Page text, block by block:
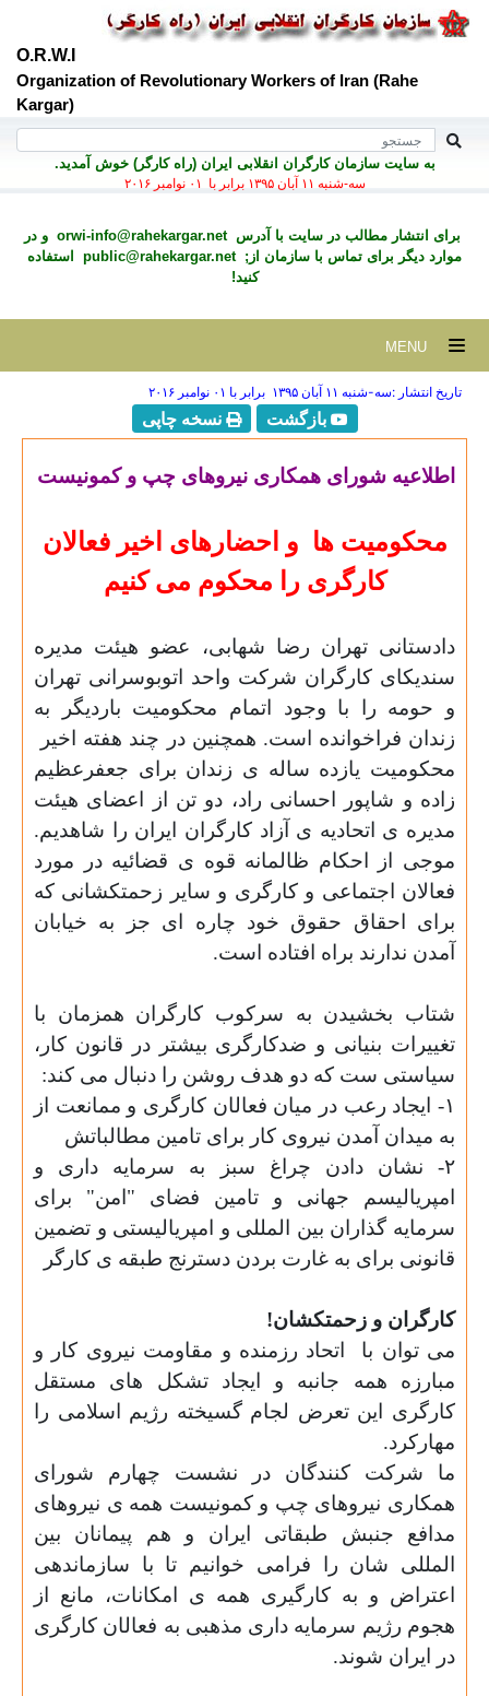
O.R.W.I
Organization of Revolutionary Workers of Iran (Rahe
Kargar)
به سايت سازمان کارگران انقلابی ايران (راه کارگر) خوش آمديد.
سه-شنبه ۱۱ آبان ۱۳۹۵ برابر با ۰۱ نوامبر ۲۰۱۶
برای انتشار مطالب در سايت با آدرسorwi-info@rahekargar.net و در
موارد ديگر برای تماس با سازمان از;public@rahekargar.net
استفاده
کنید!
تاریخ انتشار :سه-شنبه ۱۱ آبان ۱۳۹۵ برابر با ۰۱ نوامبر ۲۰۱۶
بازگشت نسخه چاپی
اطلاعیه شورای همکاری نیروهای چپ و کمونیست
محکومیت ها و احضارهای اخیر فعالان
کارگری را محکوم می کنیم
دادستانی تهران رضا شهابی، عضو هیئت مدیره
سندیکای کارگران شرکت واحد اتوبوسرانی تهران
و حومه را با وجود اتمام محکومیت باردیگر به
زندان فراخوانده است. همچنین در چند هفته اخیر
محکومیت یازده ساله ی زندان برای جعفرعظیم
زاده و شاپور احسانی راد، دو تن از اعضای هیئت
مدیره ی اتحادیه ی آزاد کارگران ایران را شاهدیم.
موجی از احکام ظالمانه قوه ی قضائیه در مورد
فعالان اجتماعی و کارگری و سایر زحمتکشانی که
برای احقاق حقوق خود چاره ای جز به خیابان
آمدن ندارند براه افتاده است.
شتاب بخشیدن به سرکوب کارگران همزمان با
تغییرات بنیانی و ضدکارگری بیشتر در قانون کار ،
سیاستی ست که دو هدف روشن را دنبال می کند:
١- ایجاد رعب در میان فعال
ان کارگری و ممانعت از
به میدان آمدن نیروی کار برای تامین مطالباتش
۲- نشان دادن چراغ سبز به سرمایه داری و
امپریالیسم جهانی و تامین فضای "امن" برای
سرمایه گذاران بین المللی و امپریالیستی و تضمین
قانونی برای به غارت بردن دسترنج طبقه ی کارگر
کارگران و زحمتکشان!
می توان با
اتحاد رزمنده و مقاومت نیروی کار و
مبارزه همه جانبه و ایجاد تشکل های مستقل
کارگری این تعرض لجام گسیخته رژیم اسلامی را
مهارکرد.
ما شرکت کنندگان در نشست چهارم شورای
همکاری نیروهای چپ و کمونیست همه ی نیروهای
مدافع جنبش طبقاتی ایران و هم
پیمانان بین
المللی شان را فرامی خوانیم تا با سازماندهی
اعتراض و به کارگیری همه ی امکانات، مانع از
هجوم رژیم سرمایه داری مذهبی به فعالان کارگری
در ایران شوند.